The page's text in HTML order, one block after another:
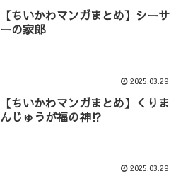
【ちいかわマンガまとめ】シーサ
ーの家郎
2025.03.29
【ちいかわマンガまとめ】くりま
んじゅうが福の神⁉︎
2025.03.29